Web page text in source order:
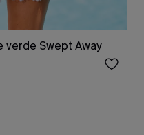
verde Swept Away